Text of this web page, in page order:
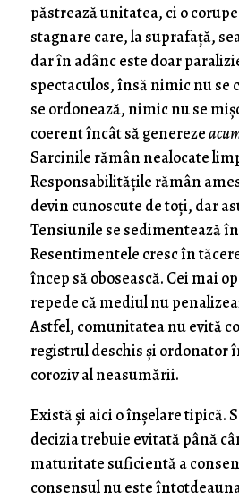
păstrează unitatea, ci o
stagnare care, la suprafață,
dar în adânc este doar
spectaculos, însă nimic nu
se ordonează, nimic nu se
coerent încât să genereze
Sarcinile rămân nealocate
Responsabilitățile rămân
devin cunoscute de toți, dar
Tensiunile se sedimentează
Resentimentele cresc în
încep să obosească. Cei mai
repede că mediul nu
Astfel, comunitatea nu evită
registrul deschis și ordonator
coroziv al neasumării.
Există și aici o înșelare tipică.
decizia trebuie evitată până
maturitate suficientă a
consensul nu este